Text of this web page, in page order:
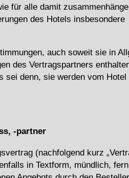
für alle damit
des Hotels insbesondere
auch soweit sie in
des Vertragspartners
sei denn, sie werden vom
-partner
(nachfolgend kurz
in Textform, mündlich,